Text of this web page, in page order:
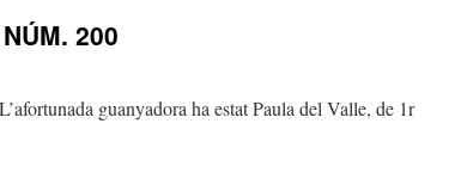
200
guanyadora ha estat Paula del Valle, de 1r